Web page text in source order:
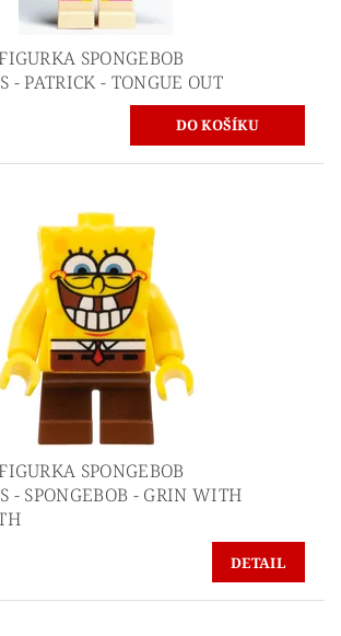
SPONGEBOB
- PATRICK - TONGUE OUT
SPONGEBOB
- SPONGEBOB - GRIN WITH
DETAIL